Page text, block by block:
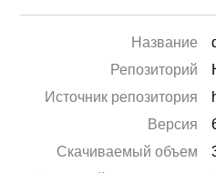
Название
Репозиторий
Источник репозитория
Версия
Скачиваемый объем